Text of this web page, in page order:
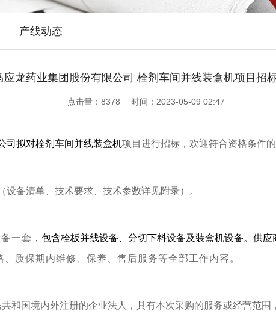
产线动态
应龙药业集团股份有限公司 栓剂车间并线装盒机项目招
点击量： 8378 时间：2023-05-09 02:47
司拟对栓剂车间并线装盒机项目进行招标，欢迎符合资格条件
（设备清单、技术要求、技术参数详见附录）。
一套 ，包含栓板并线设备、分切下料设备及装盒机设备。供应
质保期内维修、保养、售后服务等全部工作内容 。
和国境内外注册的企业法人，具有本次采购的服务或经营范